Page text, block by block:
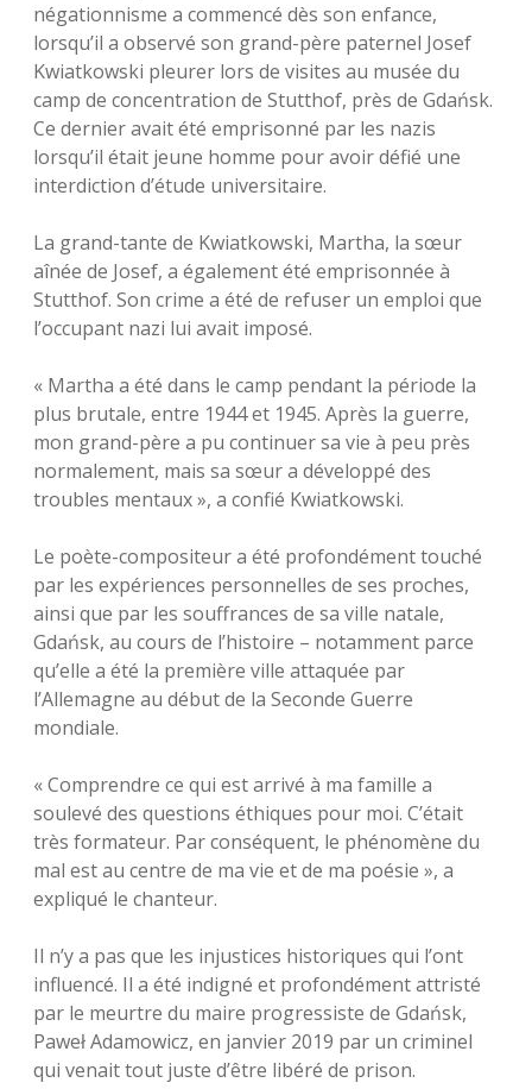
négationnisme a commencé dès son enfance,
lorsqu’il a observé son grand-père paternel Josef
Kwiatkowski pleurer lors de visites au musée du
camp de concentration de Stutthof, près de Gdańsk.
Ce dernier avait été emprisonné par les nazis
lorsqu’il était jeune homme pour avoir défié une
interdiction d’étude universitaire.
La grand-tante de Kwiatkowski, Martha, la sœur
aînée de Josef, a également été emprisonnée à
Stutthof. Son crime a été de refuser un emploi que
l’occupant nazi lui avait imposé.
« Martha a été dans le camp pendant la période la
plus brutale, entre 1944 et 1945. Après la guerre,
mon grand-père a pu continuer sa vie à peu près
normalement, mais sa sœur a développé des
troubles mentaux », a confié Kwiatkowski.
Le poète-compositeur a été profondément touché
par les expériences personnelles de ses proches,
ainsi que par les souffrances de sa ville natale,
Gdańsk, au cours de l’histoire – notamment parce
qu’elle a été la première ville attaquée par
l’Allemagne au début de la Seconde Guerre
mondiale.
« Comprendre ce qui est arrivé à ma famille a
soulevé des questions éthiques pour moi. C’était
très formateur. Par conséquent, le phénomène du
mal est au centre de ma vie et de ma poésie », a
expliqué le chanteur.
Il n’y a pas que les injustices historiques qui l’ont
influencé. Il a été indigné et profondément attristé
par le meurtre du maire progressiste de Gdańsk,
Paweł Adamowicz, en janvier 2019 par un criminel
qui venait tout juste d’être libéré de prison.